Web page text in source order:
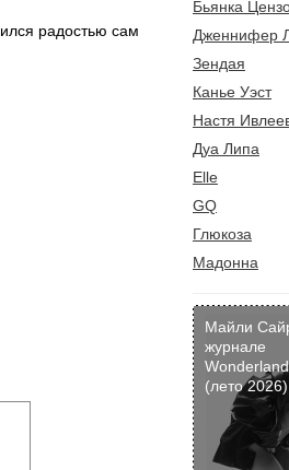
радостью сам
Бьянка
Дженнифер
Зендая
Канье Уэст
Настя
Дуа Липа
Elle
GQ
Глюкоза
Мадонна
Майли
журнале
Wonderland
(лето 2026)